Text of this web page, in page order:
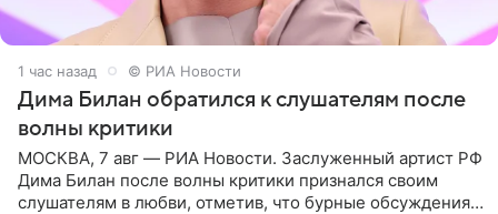
1 час назад © РИА Новости
Дима Билан обратился к слушателям после
волны критики
МОСКВА, 7 авг — РИА Новости. Заслуженный артист РФ
Дима Билан после волны критики признался своим
слушателям в любви, отметив, что бурные обсуждения